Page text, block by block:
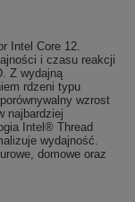
Intel Core 12.
i czasu reakcji
Z wydajną
rdzeni typu
wzrost
najbardziej
Intel® Thread
wydajność.
domowe oraz